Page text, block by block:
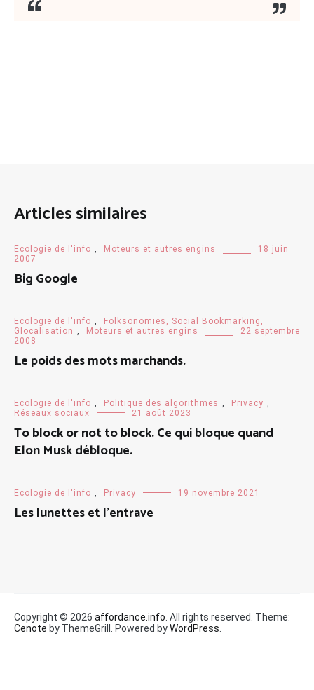
Articles similaires
Ecologie de l'info , Moteurs et autres engins
18 juin
2007
Big Google
Ecologie de l'info ,
Folksonomies, Social Bookmarking,
Glocalisation , Moteurs et autres engins
22 septembre
2008
Le poids des mots marchands.
Ecologie de l'info , Politique des algorithmes , Privacy ,
Réseaux sociaux
21 août 2023
To block or not to block. Ce qui bloque quand
Elon Musk débloque.
Ecologie de l'info , Privacy 19 novembre 2021
Les lunettes et l’entrave
Copyright © 2026 affordance.info. All rights reserved. Theme:
Cenote by ThemeGrill. Powered byWordPress.